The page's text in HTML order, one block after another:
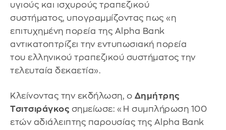
υγιούς και ισχυρούς τραπεζικού
συστήματος, υπογραμμίζοντας πως «η
επιτυχημένη πορεία της Alpha Bank
αντικατοπτρίζει την εντυπωσιακή πορεία
του ελληνικού τραπεζικού συστήματος την
τελευταία δεκαετία».
Κλείνοντας την εκδήλωση, ο Δημήτρης
Τσιτσιράγκος σημείωσε: «Η συμπλήρωση 100
ετών αδιάλειπτης παρουσίας της Alpha Bank